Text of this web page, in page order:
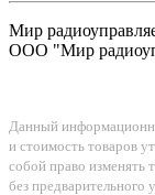
Мир
ООО "Мир
Данный
и стоимость товаров
собой право изменять
без предварительного